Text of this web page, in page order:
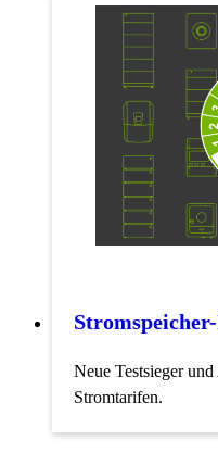
Neue Testsieger
Stromtarifen.